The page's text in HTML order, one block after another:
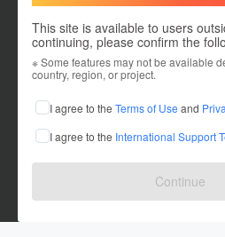
This site is available to users
continuing, please confirm the
※ Some features may not be available
country, region, or project.
I agree to the Terms of Use and
I agree to the International Support
Continue
これまでに2件のプロジェクトを投稿
在住国：日本 現在地：沖縄県
出身国：日本 出身地：沖縄県
地域振興に繋がるビジネスを実現してい